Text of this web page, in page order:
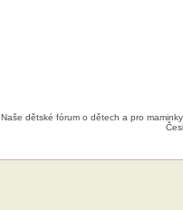
Naše dětské fórum o dětech a pro